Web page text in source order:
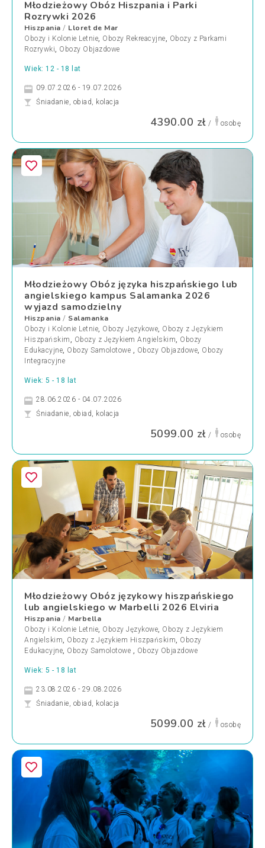
Młodzieżowy Obóz Hiszpania i Parki
Rozrywki 2026
Hiszpania / Lloret de Mar
Obozy i Kolonie Letnie, Obozy Rekreacyjne, Obozy z Parkami
Rozrywki, Obozy Objazdowe
Wiek: 12 - 18 lat
09.07.2026 - 19.07.2026
Śniadanie, obiad, kolacja
4390.00 zł / osobę
Młodzieżowy Obóz języka hiszpańskiego lub
angielskiego kampus Salamanka 2026
wyjazd samodzielny
Hiszpania / Salamanka
Obozy i Kolonie Letnie, Obozy Językowe, Obozy z Językiem
Hiszpańskim , Obozy z Językiem Angielskim, Obozy
Edukacyjne, Obozy Samolotowe , Obozy Objazdowe, Obozy
Integracyjne
Wiek: 5 - 18 lat
28.06.2026 - 04.07.2026
Śniadanie, obiad, kolacja
5099.00 zł / osobę
Młodzieżowy Obóz językowy hiszpańskiego
lub angielskiego w Marbelli 2026 Elviria
Hiszpania / Marbella
Obozy i Kolonie Letnie, Obozy Językowe, Obozy z Językiem
Angielskim, Obozy z Językiem Hiszpańskim, Obozy
Edukacyjne, Obozy Samolotowe , Obozy Objazdowe
Wiek: 5 - 18 lat
23.08.2026 - 29.08.2026
Śniadanie, obiad, kolacja
5099.00 zł / osobę